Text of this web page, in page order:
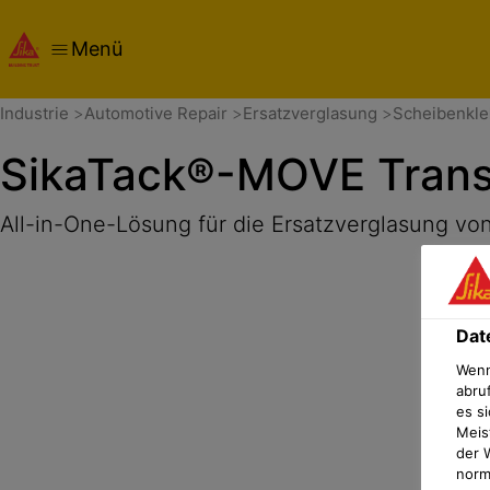
Menü
Industrie Automotive Repair Ersatzverglasung
SikaTack®-MOVE
All-in-One-Lösung für die Ersatzverglasung
es
der
ÜbersichtProduktdetails AnwendungDokumente